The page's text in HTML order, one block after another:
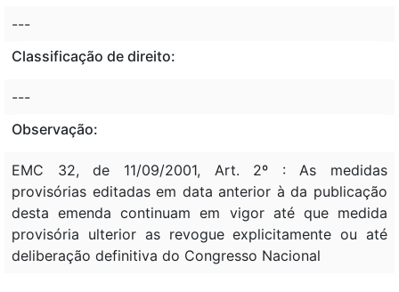
---
Classificação de direito:
---
Observação:
EMC 32, de 11/09/2001, Art. 2º : As medidas
provisórias editadas em data anterior à da publicação
desta emenda continuam em vigor até que medida
provisória ulterior as revogue explicitamente ou até
deliberação definitiva do Congresso Nacional